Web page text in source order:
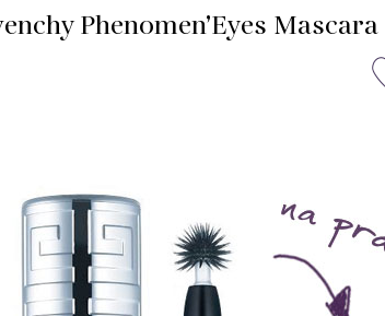
Phenomen’Eyes Mascara